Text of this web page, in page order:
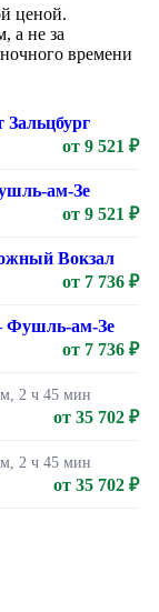
ценой.
а не за
времени
от 9 521 ₽
ам-Зе
от 9 521 ₽
Вокзал
от 7 736 ₽
Фушль-ам-Зе
от 7 736 ₽
2 ч 45 мин
от 35 702 ₽
2 ч 45 мин
от 35 702 ₽